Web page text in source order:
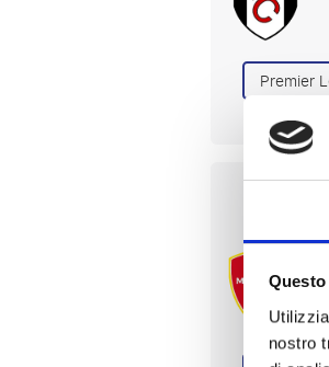
nostro
Premier